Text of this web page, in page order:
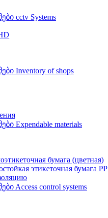
cctv Systems
Inventory of shops
Expendable materials
бумага (цветная)
этикеточная бумага PP
Access control systems